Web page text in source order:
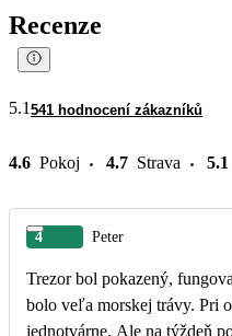
Recenze
5.1 541 hodnocení zákazníků
4.6 Pokoj 4.7 Strava 5.1
4 Peter
Trezor bol pokazený,
bolo veľa morskej trávy. Pri odlive sa
jednotvárne. Ale na týždeň